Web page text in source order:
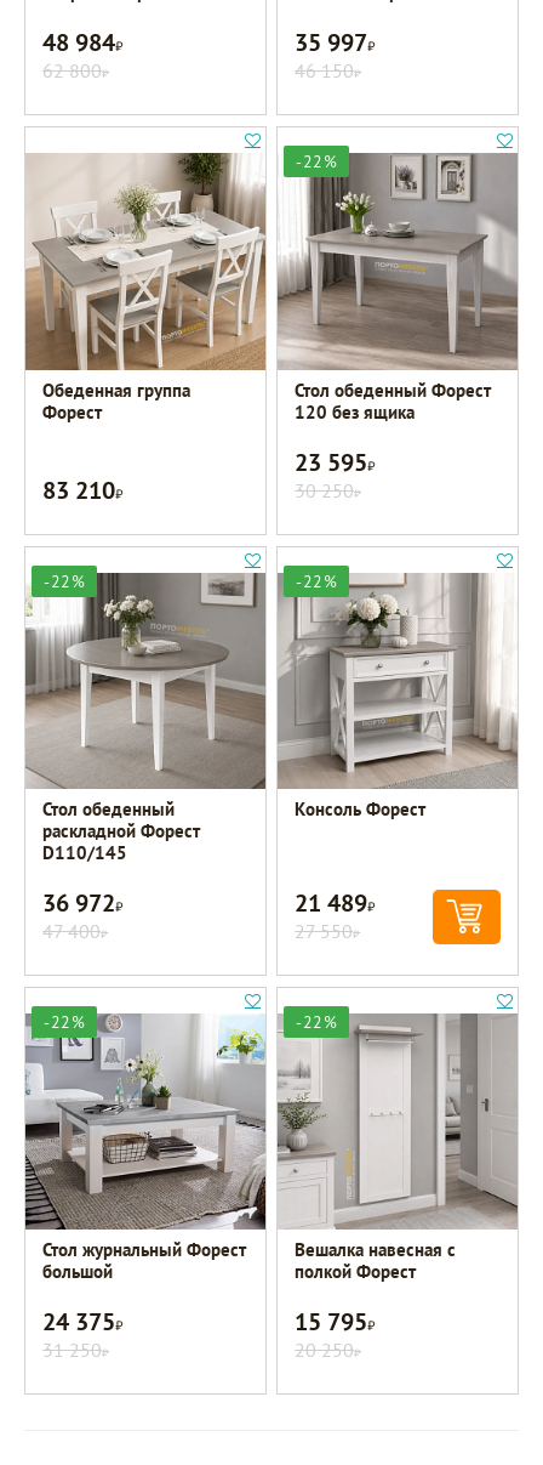
48 984Р
62 800Р
35 997Р
46 150Р
Обеденная группа
Форест
83 210Р
-22%
Стол обеденный Форест
120 без ящика
23 595Р
30 250Р
-22%
Стол обеденный
раскладной Форест
D110/145
36 972Р
47 400Р
-22%
Консоль Форест
21 489Р
27 550Р
-22%
Стол журнальный Форест
большой
24 375Р
31 250Р
-22%
Вешалка навесная с
полкой Форест
15 795Р
20 250Р